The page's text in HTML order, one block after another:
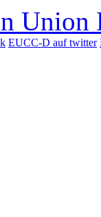
Union
EUCC-D auf twitter